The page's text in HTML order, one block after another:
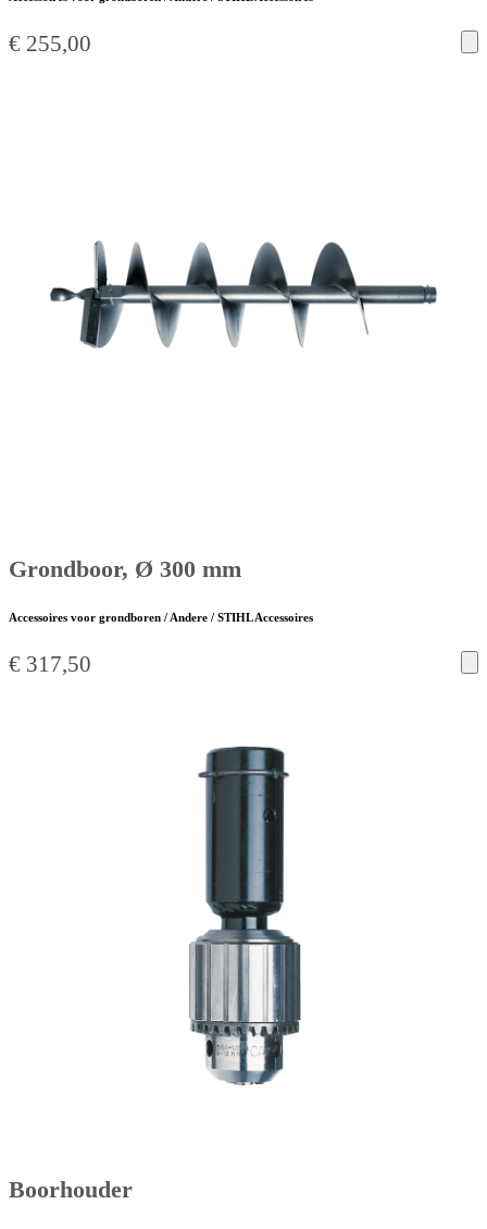
€ 255,00
Grondboor, Ø 300 mm
Accessoires voor grondboren / Andere / STIHL Accessoires
€ 317,50
Boorhouder